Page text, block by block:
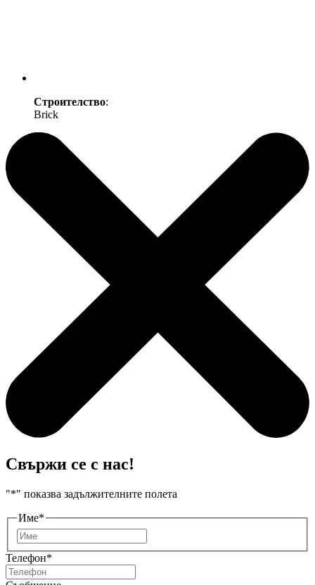
Строителство:
Brick
Свържи се с нас!
"*" показва задължителните полета
Име*
Телефон*